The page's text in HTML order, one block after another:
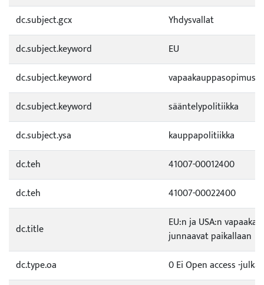
dc.subject.gcx
Yhdysvallat
dc.subject.keyword
EU
dc.subject.keyword
vapaakauppasopimus
dc.subject.keyword
sääntelypolitiikka
dc.subject.ysa
kauppapolitiikka
dc.teh
41007-00012400
dc.teh
41007-00022400
dc.title
EU:n ja USA:n
junnaavat paikallaan
dc.type.oa
0 Ei Open access -